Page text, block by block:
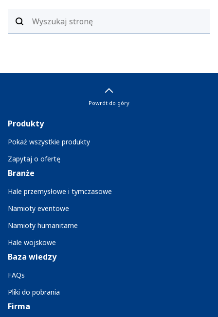
Powrót do góry
Produkty
Pokaż wszystkie produkty
Zapytaj o ofertę
Branże
Hale przemysłowe i tymczasowe
Namioty eventowe
Namioty humanitarne
Hale wojskowe
Baza wiedzy
FAQs
Pliki do pobrania
Firma